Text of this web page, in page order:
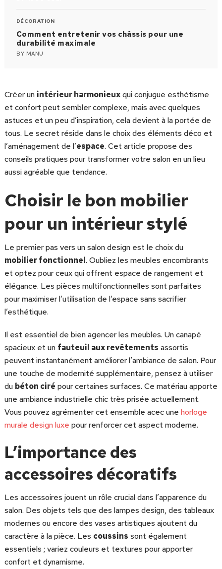
DÉCORATION
Comment entretenir vos châssis pour une
durabilité maximale
BY MANU
Créer un intérieur harmonieuxqui conjugue esthétisme
et confort peut sembler complexe, mais avec quelques
astuces et un peu d’inspiration, cela devient à la portée de
tous. Le secret réside dans le choix des éléments déco et
l’aménagement de l’espace. Cet article propose des
conseils pratiques pour transformer votre salon en un lieu
aussi agréable que tendance.
Choisir le bon mobilier
pour un intérieur stylé
Le premier pas vers un salon design est le choix du
mobilier fonctionnel. Oubliez les meubles encombrants
et optez pour ceux qui offrent espace de rangement et
élégance. Les pièces multifonctionnelles sont parfaites
pour maximiser l’utilisation de l’espace sans sacrifier
l’esthétique.
Il est essentiel de bien agencer les meubles. Un canapé
spacieux et un fauteuil aux revêtements assortis
peuvent instantanément améliorer l’ambiance de salon. Pour
une touche de modernité supplémentaire, pensez à utiliser
du béton ciré pour certaines surfaces. Ce matériau apporte
une ambiance industrielle chic très prisée actuellement.
Vous pouvez agrémenter cet ensemble acec une horloge
murale design luxe pour renforcer cet aspect moderne.
L’importance des
accessoires décoratifs
Les accessoires jouent un rôle crucial dans l’apparence du
salon. Des objets tels que des lampes design, des tableaux
modernes ou encore des vases artistiques ajoutent du
caractère à la pièce. Les coussins sont également
essentiels ; variez couleurs et textures pour apporter
confort et dynamisme.